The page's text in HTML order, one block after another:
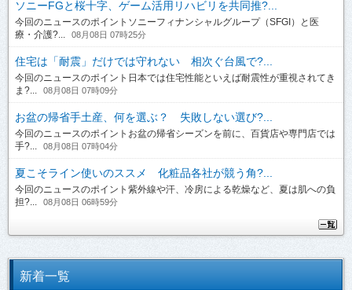
ソニーFGと桜十字、ゲーム活用リハビリを共同推?...
今回のニュースのポイントソニーフィナンシャルグループ（SFGI）と医
療・介護?...
08月08日 07時25分
住宅は「耐震」だけでは守れない 相次ぐ台風で?...
今回のニュースのポイント日本では住宅性能といえば耐震性が重視されてき
ま?...
08月08日 07時09分
お盆の帰省手土産、何を選ぶ？ 失敗しない選び?...
今回のニュースのポイントお盆の帰省シーズンを前に、百貨店や専門店では
手?...
08月08日 07時04分
夏こそライン使いのススメ 化粧品各社が競う角?...
今回のニュースのポイント紫外線や汗、冷房による乾燥など、夏は肌への負
担?...
08月08日 06時59分
新着一覧